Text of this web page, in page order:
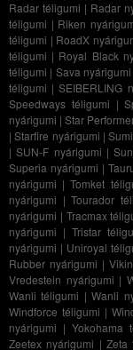
Radar téligumi | Radar
téligumi | Riken
téligumi | RoadX
téligumi | Royal Black
téligumi | Sava nyárigumi
téligumi |SEIBERLING
Speedways téligumi |
nyárigumi |Star
|Starfire nyárigumi |
|SUN-F nyárigumi |
Superia nyárigumi |
nyárigumi |Tomket
nyárigumi |Tourador
nyárigumi | Tracmax
nyárigumi | Tristar
nyárigumi | Uniroyal
Rubber nyárigumi |
Vredestein nyárigumi |
Wanli téligumi |Wanli
Windforce téligumi |
nyárigumi | Yokohama
Zeetex nyárigumi | Zeta